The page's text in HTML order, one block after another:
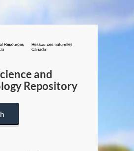
/
Canada
and
Repository